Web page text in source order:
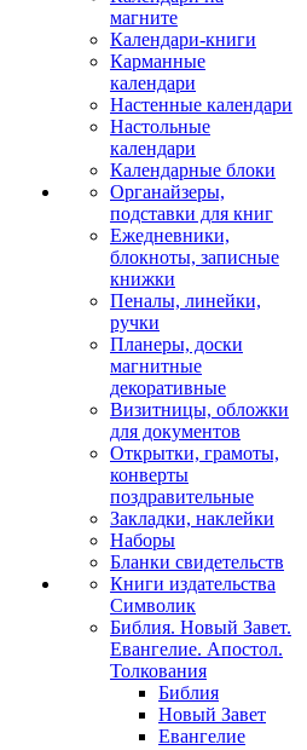
магните
Календари-книги
Карманные
календари
Настенные календари
Настольные
календари
Календарные блоки
Органайзеры,
подставки для книг
Ежедневники,
блокноты, записные
книжки
Пеналы, линейки,
ручки
Планеры, доски
магнитные
декоративные
Визитницы, обложки
для документов
Открытки, грамоты,
конверты
поздравительные
Закладки, наклейки
Наборы
Бланки свидетельств
Книги издательства
Символик
Библия. Новый Завет.
Евангелие. Апостол.
Толкования
Библия
Новый Завет
Евангелие